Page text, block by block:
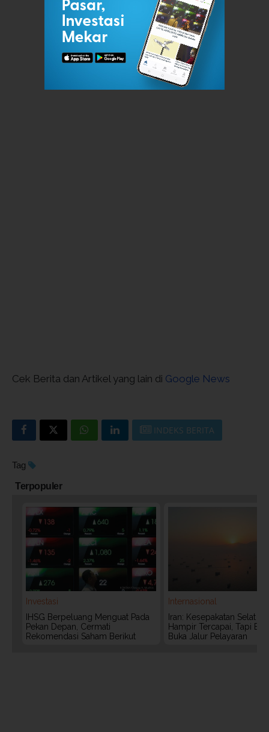
Cek Berita dan Artikel yang lain di Google News
INDEKS BERITA
Tag
Terpopuler
Investasi
IHSG Berpeluang Menguat Pada
Pekan Depan, Cermati
Rekomendasi Saham Berikut
Internasional
Iran: Kesepakatan Selat
Hampir Tercapai, Tapi
Buka Jalur Pelayaran